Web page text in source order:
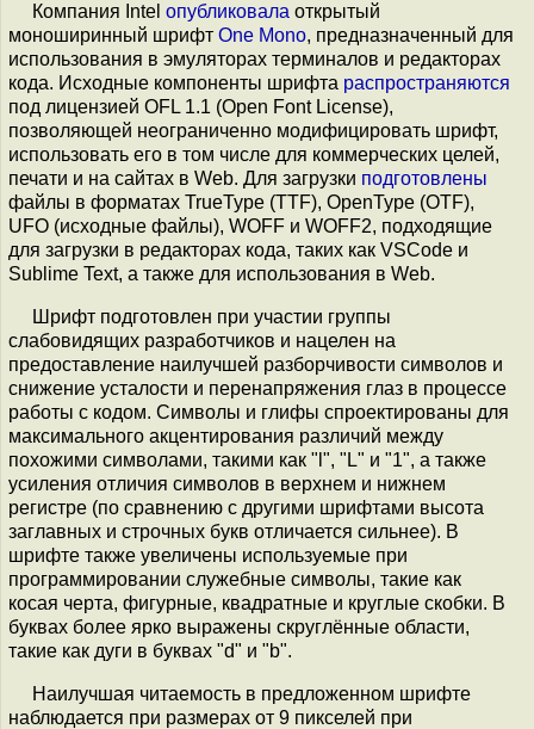
Компания Intel опубликовала открытый
моноширинный шрифт One Mono, предназначенный для
использования в эмуляторах терминалов и редакторах
кода. Исходные компоненты шрифта распространяются
под лицензией OFL 1.1 (Open Font License),
позволяющей неограниченно модифицировать шрифт,
использовать его в том числе для коммерческих целей,
печати и на сайтах в Web. Для загрузки подготовлены
файлы в форматах TrueType (TTF), OpenType (OTF),
UFO (исходные файлы), WOFF и WOFF2, подходящие
для загрузки в редакторах кода, таких как VSCode и
Sublime Text, а также для использования в Web.
Шрифт подготовлен при участии группы
слабовидящих разработчиков и нацелен на
предоставление наилучшей разборчивости символов и
снижение усталости и перенапряжения глаз в процессе
работы с кодом. Символы и глифы спроектированы для
максимального акцентирования различий между
похожими символами, такими как "l", "L" и "1", а также
усиления отличия символов в верхнем и нижнем
регистре (по сравнению с другими шрифтами высота
заглавных и строчных букв отличается сильнее). В
шрифте также увеличены используемые при
программировании служебные символы, такие как
косая черта, фигурные, квадратные и круглые скобки. В
буквах более ярко выражены скруглённые области,
такие как дуги в буквах "d" и "b".
Наилучшая читаемость в предложенном шрифте
наблюдается при размерах от 9 пикселей при